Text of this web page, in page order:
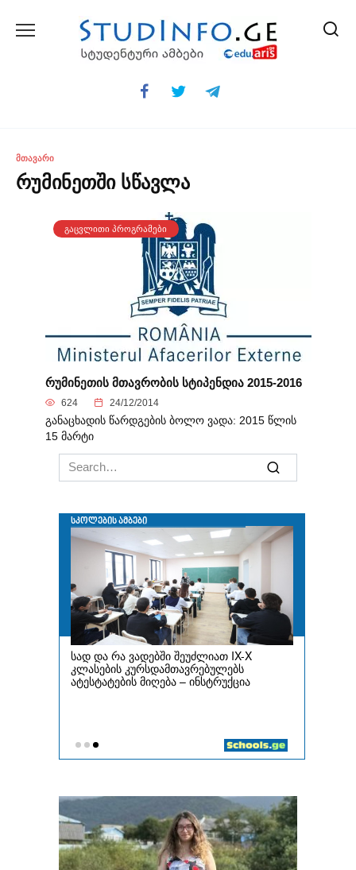
ᲛᲗᲐᲕᲐᲠᲘ
რუმინეთში სწავლა
ᲒᲐᲪᲕᲚᲘᲗᲘ ᲞᲠᲝᲒᲠᲐᲛᲔᲑᲘ
რუმინეთის მთავრობის სტიპენდია 2015-2016
624 24/12/2014
განაცხადის წარდგების ბოლო ვადა: 2015 წლის
15 მარტი
Search
for: